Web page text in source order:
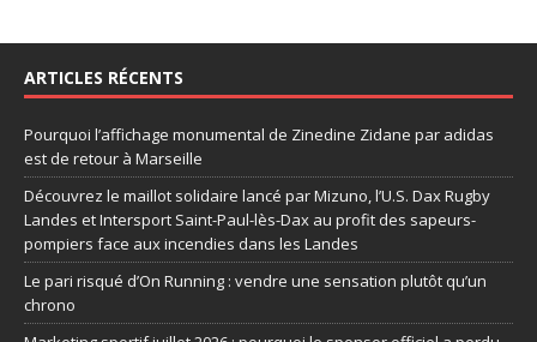
ARTICLES RÉCENTS
Pourquoi l’affichage monumental de Zinedine Zidane par adidas
est de retour à Marseille
Découvrez le maillot solidaire lancé par Mizuno, l’U.S. Dax Rugby
Landes et Intersport Saint-Paul-lès-Dax au profit des sapeurs-
pompiers face aux incendies dans les Landes
Le pari risqué d’On Running : vendre une sensation plutôt qu’un
chrono